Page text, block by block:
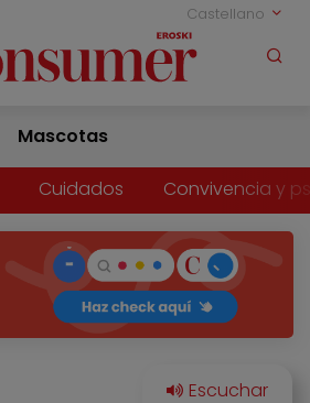
Castellano
Mascotas
Cuidados Convivencia y